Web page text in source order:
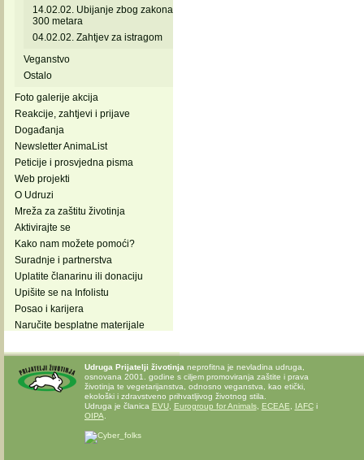
14.02.02. Ubijanje zbog zakona
300 metara
04.02.02. Zahtjev za istragom
Veganstvo
Ostalo
Foto galerije akcija
Reakcije, zahtjevi i prijave
Događanja
Newsletter AnimaList
Peticije i prosvjedna pisma
Web projekti
O Udruzi
Mreža za zaštitu životinja
Aktivirajte se
Kako nam možete pomoći?
Suradnje i partnerstva
Uplatite članarinu ili donaciju
Upišite se na Infolistu
Posao i karijera
Naručite besplatne materijale
Udruga Prijatelji životinja neprofitna je nevladina udruga,
osnovana 2001. godine s ciljem promoviranja zaštite i prava
životinja te vegetarijanstva, odnosno veganstva, kao etički,
ekološki i zdravstveno prihvatljivog životnog stila.
Udruga je članica EVU, Eurogroup for Animals, ECEAE IAFCi
OIPA